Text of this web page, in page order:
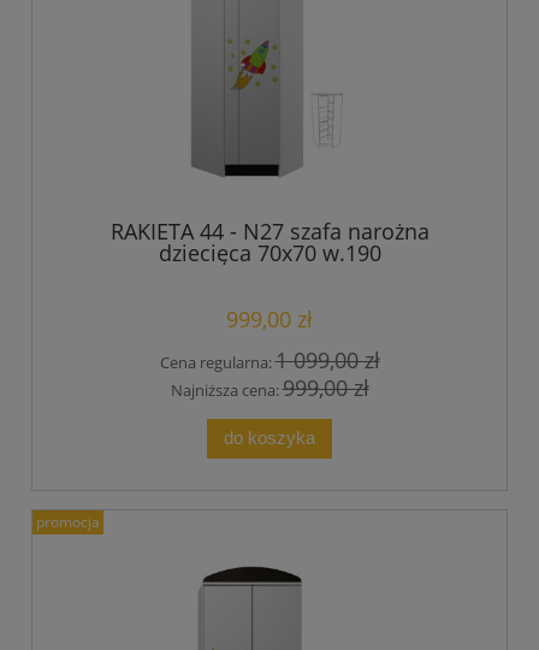
RAKIETA 44 - N27 szafa narożna
dziecięca 70x70 w.190
999,00 zł
Cena regularna:1 099,00 zł
Najniższa cena:999,00 zł
do koszyka
promocja